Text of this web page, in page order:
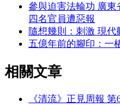
參與迫害法輪功 廣
四名官員遭惡報
隨想幾則：刺激 現代
五億年前的腳印：一
相關文章
《清流》正見周報 第